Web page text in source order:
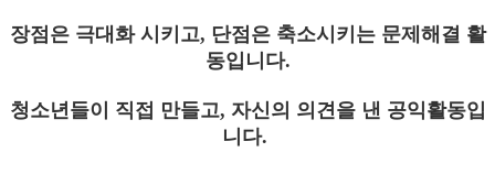
장점은 극대화 시키고, 단점은 축소시키는 문제해결 활
동입니다.
청소년들이 직접 만들고, 자신의 의견을 낸 공익활동입
니다.